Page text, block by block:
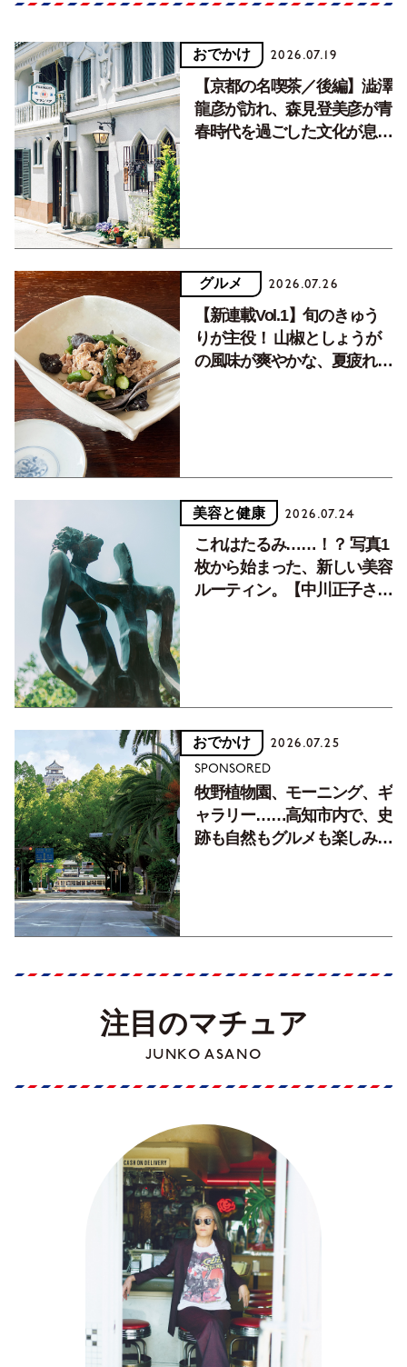
おでかけ 2026.07.19
【京都の名喫茶／後編】澁澤
龍彦が訪れ、森見登美彦が青
春時代を過ごした文化が息づ
グルメ 2026.07.26
【新連載Vol.1】旬のきゅう
りが主役！ 山椒としょうが
の風味が爽やかな、夏疲れを
美容と健康 2026.07.24
これはたるみ……！？ 写真1
枚から始まった、新しい美容
ルーティン。【中川正子さん
おでかけ 2026.07.25
SPONSORED
牧野植物園、モーニング、ギ
ャラリー……高知市内で、史
跡も自然もグルメも楽しみ尽
注目のマチュア
JUNKO ASANO